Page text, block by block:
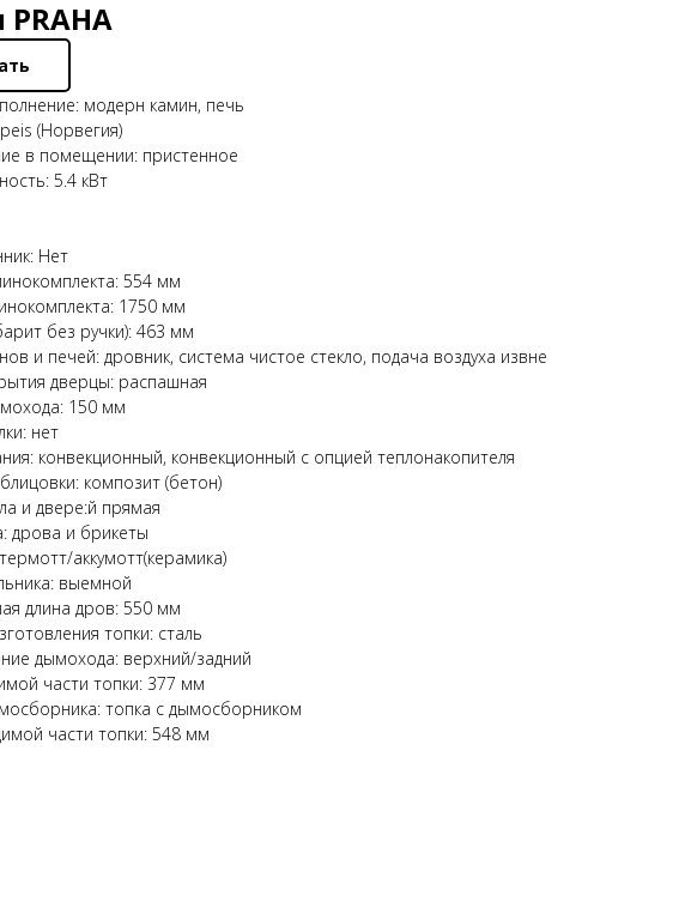
модерн камин, печь
(Норвегия)
в помещении: пристенное
5.4 кВт
Нет
554 мм
1750 мм
без ручки): 463 мм
и печей: дровник, система чистое стекло, подача воздуха извне
дверцы: распашная
150 мм
нет
конвекционный, конвекционный с опцией теплонакопителя
композит (бетон)
и двере:й прямая
дрова и брикеты
аккумотт(керамика)
выемной
длина дров: 550 мм
топки: сталь
дымохода: верхний/задний
части топки: 377 мм
топка с дымосборником
части топки: 548 мм